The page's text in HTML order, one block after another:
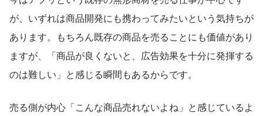
が、いずれは商品開発にも携わってみたいという気持ちが
あります。もちろん既存の商品を売ることにも価値があり
ますが、「商品が良くないと、広告効果を十分に発揮する
のは難しい」と感じる瞬間もあるからです。
売る側が内心「こんな商品売れないよね」と感じているよ